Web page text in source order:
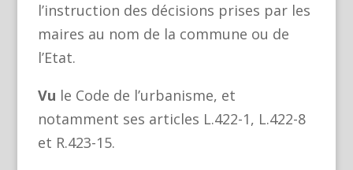
l’instruction des décisions prises par les
maires au nom de la commune ou de
l’Etat.
Vu le Code de l’urbanisme, et
notamment ses articles L.422-1, L.422-8
et R.423-15.